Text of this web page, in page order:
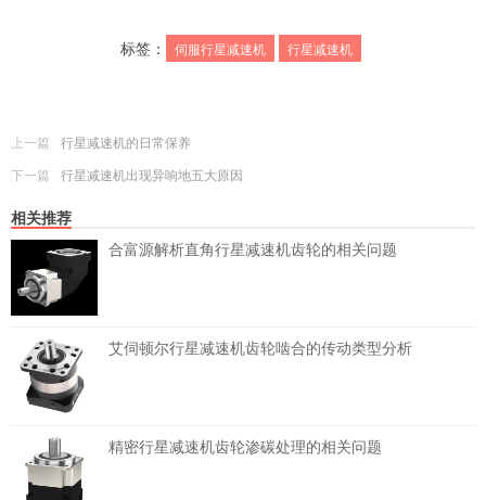
标签： 伺服行星减速机 行星减速机
上一篇
行星减速机的日常保养
下一篇
行星减速机出现异响地五大原因
相关推荐
合富源解析直角行星减速机齿轮的相关问题
艾伺顿尔行星减速机齿轮啮合的传动类型分析
精密行星减速机齿轮渗碳处理的相关问题